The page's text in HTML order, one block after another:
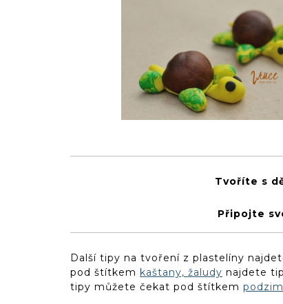
Tvoříte s
Připojte
Další tipy na tvoření z plastelíny
pod štítkem kaštany, žaludy najdete
tipy můžete čekat pod štítkem podzim